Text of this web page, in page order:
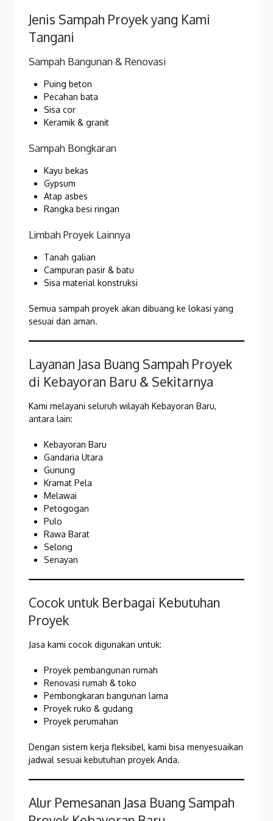
Jenis Sampah Proyek yang Kami
Tangani
Sampah Bangunan & Renovasi
Puing beton
Pecahan bata
Sisa cor
Keramik & granit
Sampah Bongkaran
Kayu bekas
Gypsum
Atap asbes
Rangka besi ringan
Limbah Proyek Lainnya
Tanah galian
Campuran pasir & batu
Sisa material konstruksi
Semua sampah proyek akan dibuang ke lokasi yang
sesuai dan aman.
Layanan Jasa Buang Sampah Proyek
di Kebayoran Baru & Sekitarnya
Kami melayani seluruh wilayah Kebayoran Baru,
antara lain:
Kebayoran Baru
Gandaria Utara
Gunung
Kramat Pela
Melawai
Petogogan
Pulo
Rawa Barat
Selong
Senayan
Cocok untuk Berbagai Kebutuhan
Proyek
Jasa kami cocok digunakan untuk:
Proyek pembangunan rumah
Renovasi rumah & toko
Pembongkaran bangunan lama
Proyek ruko & gudang
Proyek perumahan
Dengan sistem kerja fleksibel, kami bisa menyesuaikan
jadwal sesuai kebutuhan proyek Anda.
Alur Pemesanan Jasa Buang Sampah